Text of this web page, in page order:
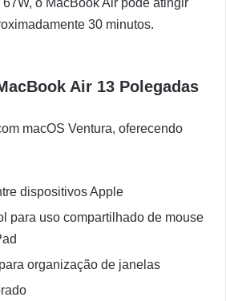
30 minutos.
Air 13 Polegadas
macOS Ventura, oferecendo
dispositivos Apple
para uso compartilhado de mouse
organização de janelas